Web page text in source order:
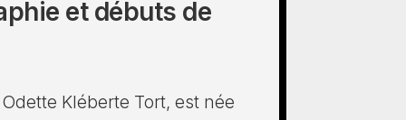
et débuts de
Kléberte Tort, est née